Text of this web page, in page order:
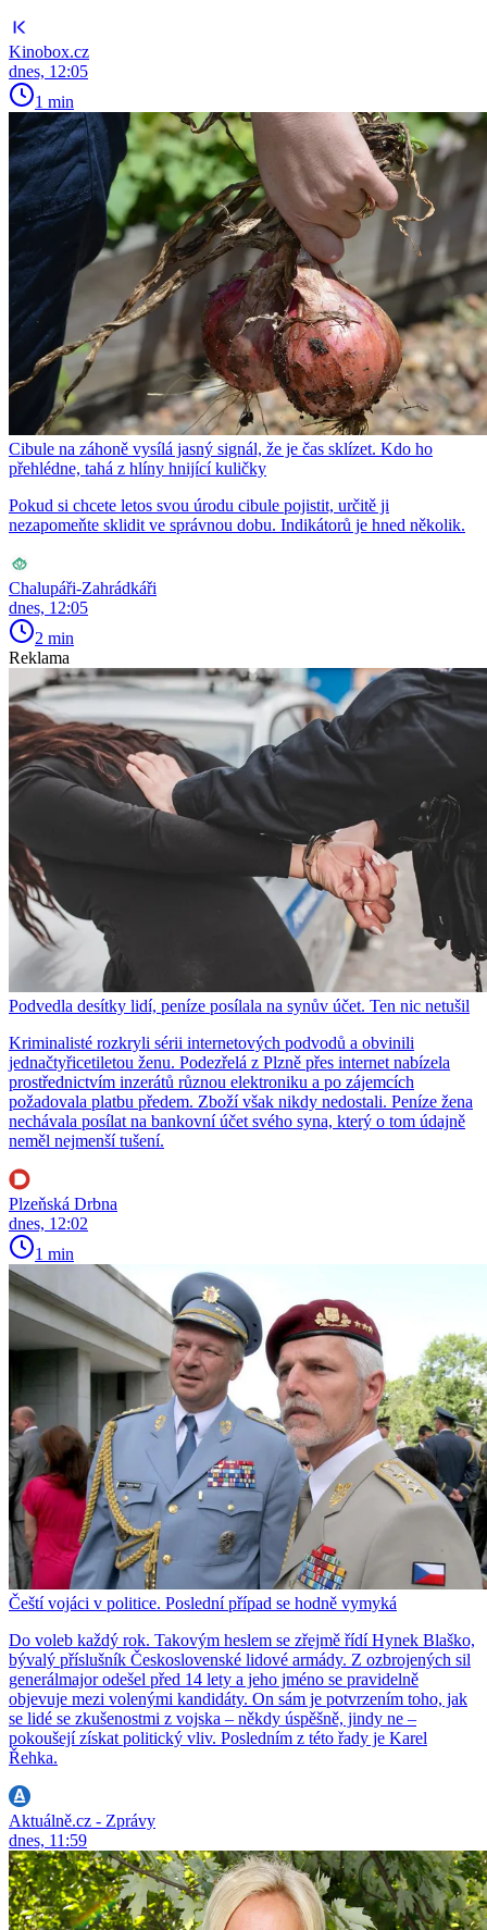
Kinobox.cz
dnes, 12:05
1 min
Cibule na záhoně vysílá jasný signál, že je čas sklízet. Kdo ho
přehlédne, tahá z hlíny hnijící kuličky
Pokud si chcete letos svou úrodu cibule pojistit, určitě ji
nezapomeňte sklidit ve správnou dobu. Indikátorů je hned několik.
Chalupáři-Zahrádkáři
dnes, 12:05
2 min
Reklama
Podvedla desítky lidí, peníze posílala na synův účet. Ten nic netušil
Kriminalisté rozkryli sérii internetových podvodů a obvinili
jednačtyřicetiletou ženu. Podezřelá z Plzně přes internet nabízela
prostřednictvím inzerátů různou elektroniku a po zájemcích
požadovala platbu předem. Zboží však nikdy nedostali. Peníze žena
nechávala posílat na bankovní účet svého syna, který o tom údajně
neměl nejmenší tušení.
Plzeňská Drbna
dnes, 12:02
1 min
Čeští vojáci v politice. Poslední případ se hodně vymyká
Do voleb každý rok. Takovým heslem se zřejmě řídí Hynek Blaško,
bývalý příslušník Československé lidové armády. Z ozbrojených sil
generálmajor odešel před 14 lety a jeho jméno se pravidelně
objevuje mezi volenými kandidáty. On sám je potvrzením toho, jak
se lidé se zkušenostmi z vojska – někdy úspěšně, jindy ne –
pokoušejí získat politický vliv. Posledním z této řady je Karel
Řehka.
Aktuálně.cz - Zprávy
dnes, 11:59